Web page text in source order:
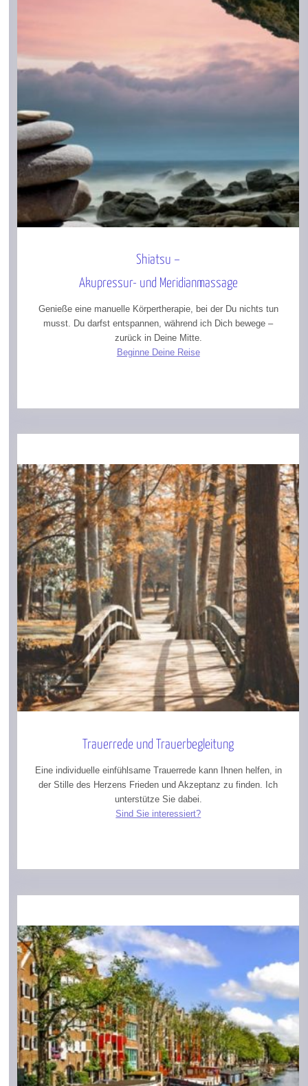
Shiatsu –
Akupressur- und Meridianmassage
Genieße eine manuelle Körpertherapie, bei der Du nichts tun
musst. Du darfst entspannen, während ich Dich bewege –
zurück in Deine Mitte.
Beginne Deine Reise
Trauerrede und Trauerbegleitung
Eine individuelle einfühlsame Trauerrede kann Ihnen helfen, in
der Stille des Herzens Frieden und Akzeptanz zu finden. Ich
unterstütze Sie dabei.
Sind Sie interessiert?